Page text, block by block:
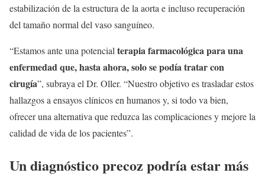
estabilización de la estructura de la aorta e incluso recuperación
del tamaño normal del vaso sanguíneo.
“Estamos ante una potencial terapia farmacológica para una
enfermedad que, hasta ahora, solo se podía tratar con
cirugía”, subraya el Dr. Oller. “Nuestro objetivo es trasladar estos
hallazgos a ensayos clínicos en humanos y, si todo va bien,
ofrecer una alternativa que reduzca las complicaciones y mejore la
calidad de vida de los pacientes”.
Un diagnóstico precoz podría estar más